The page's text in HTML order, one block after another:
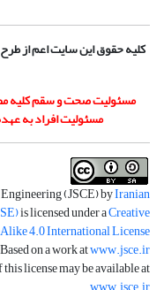
کلیه حقوق این سایت اعم از
مسئولیت صحت و سقم کلیه
مسئولیت افراد به
(JSCE) byIranian
is licensed under aCreative
4.0 International License
Based on a work atwww.jsce.ir
license may be available at